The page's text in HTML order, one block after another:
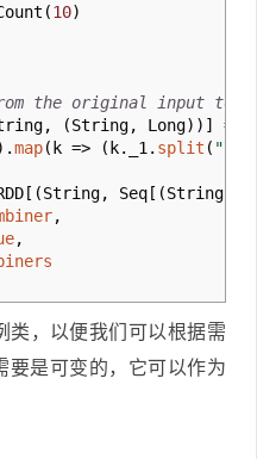
(10)
the original input
(String, Long) ) ] =
.map( k => ( k. 1. split ( "\\
[ (String, Seq [ (String,
,
,
类，以便我们可以根据需
要是可变的，它可以作为